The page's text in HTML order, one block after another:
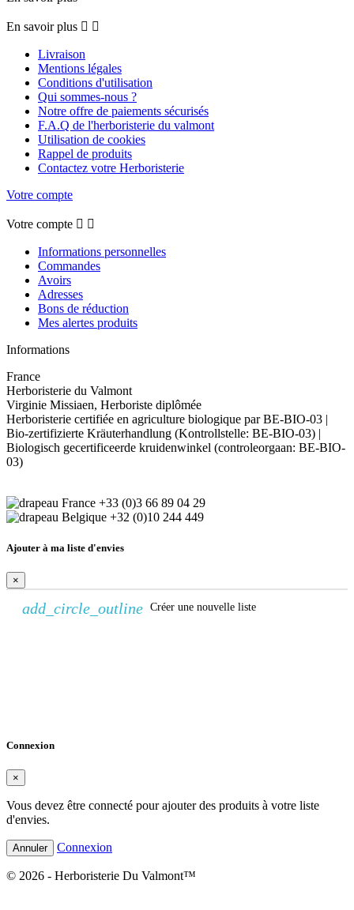
En savoir plus  
Livraison
Mentions légales
Conditions d'utilisation
Qui sommes-nous ?
Notre offre de paiements sécurisés
F.A.Q de l'herboristerie du valmont
Utilisation de cookies
Rappel de produits
Contactez votre Herboristerie
Votre compte
Votre compte  
Informations personnelles
Commandes
Avoirs
Adresses
Bons de réduction
Mes alertes produits
Informations
France
Herboristerie du Valmont
Virginie Missiaen, Herboriste diplômée
Herboristerie certifiée en agriculture biologique par BE-BIO-03 |
Bio-zertifizierte Kräuterhandlung (Kontrollstelle: BE-BIO-03) |
Biologisch gecertificeerde kruidenwinkel (controleorgaan: BE-BIO-
03)
+33 (0)3 66 89 04 29
+32 (0)10 244 449
Ajouter à ma liste d'envies
×
add_circle_outline Créer une nouvelle liste
Connexion
×
Vous devez être connecté pour ajouter des produits à votre liste
d'envies.
Annuler Connexion
© 2026 - Herboristerie Du Valmont™